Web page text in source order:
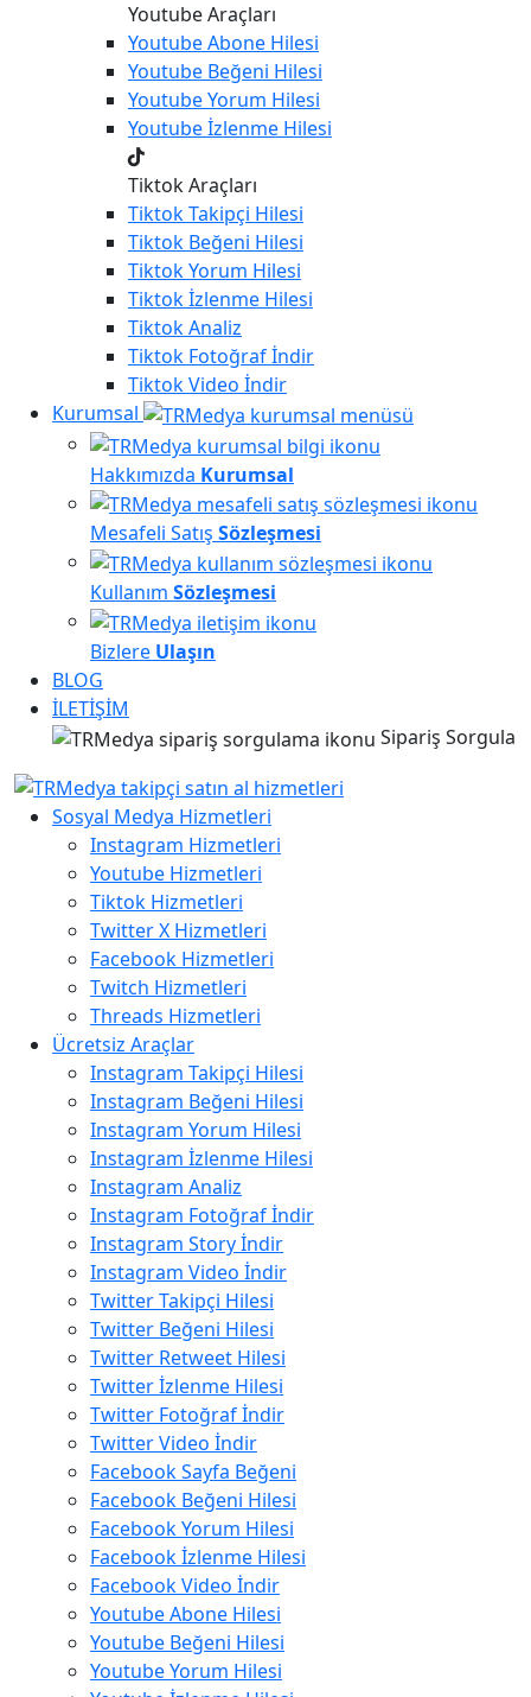
Youtube Araçları
YoutubeAbone Hilesi
Youtube Beğeni Hilesi
YoutubeYorum Hilesi
Youtubeİzlenme Hilesi
Tiktok Araçları
TiktokTakipçi Hilesi
Tiktok Beğeni Hilesi
TiktokYorum Hilesi
Tiktokİzlenme Hilesi
TiktokAnaliz
Tiktok Fotoğraf İndir
TiktokVideo İndir
Kurumsal
Hakkımızda Kurumsal
Mesafeli Satış Sözleşmesi
Kullanım Sözleşmesi
Bizlere Ulaşın
BLOG
İLETİŞİM
Sipariş Sorgula
Sosyal Medya Hizmetleri
Instagram Hizmetleri
Youtube Hizmetleri
Tiktok Hizmetleri
Twitter X Hizmetleri
Facebook Hizmetleri
Twitch Hizmetleri
Threads Hizmetleri
Ücretsiz Araçlar
Instagram Takipçi Hilesi
Instagram Beğeni Hilesi
Instagram Yorum Hilesi
Instagram İzlenme Hilesi
Instagram Analiz
Instagram Fotoğraf İndir
Instagram Story İndir
Instagram Video İndir
Twitter Takipçi Hilesi
Twitter Beğeni Hilesi
Twitter Retweet Hilesi
Twitter İzlenme Hilesi
Twitter Fotoğraf İndir
Twitter Video İndir
Facebook Sayfa Beğeni
Facebook Beğeni Hilesi
Facebook Yorum Hilesi
Facebook İzlenme Hilesi
Facebook Video İndir
Youtube Abone Hilesi
Youtube Beğeni Hilesi
Youtube Yorum Hilesi